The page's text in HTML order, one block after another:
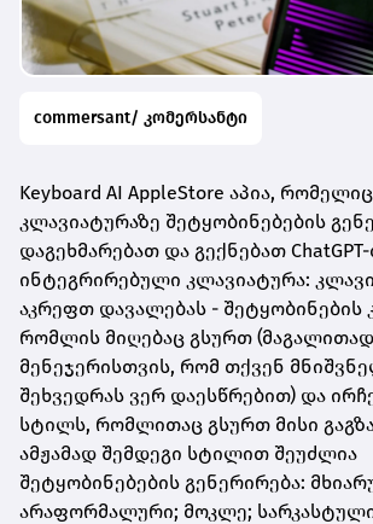
commersant/ კომერსანტი
Keyboard AI AppleStore აპია,
კლავიატურაზე შეტყობინებების
დაგეხმარებათ და გექნებათ
ინტეგრირებული კლავიატურა:
აკრეფთ დავალებას - შეტყობინების
რომლის მიღებაც გსურთ
მენეჯერისთვის, რომ თქვენ
შეხვედრას ვერ დაესწრებით) და
სტილს, რომლითაც გსურთ მისი
ამჟამად შემდეგი სტილით შეუძლია
შეტყობინებების გენერირება:
არაფორმალური; მოკლე;